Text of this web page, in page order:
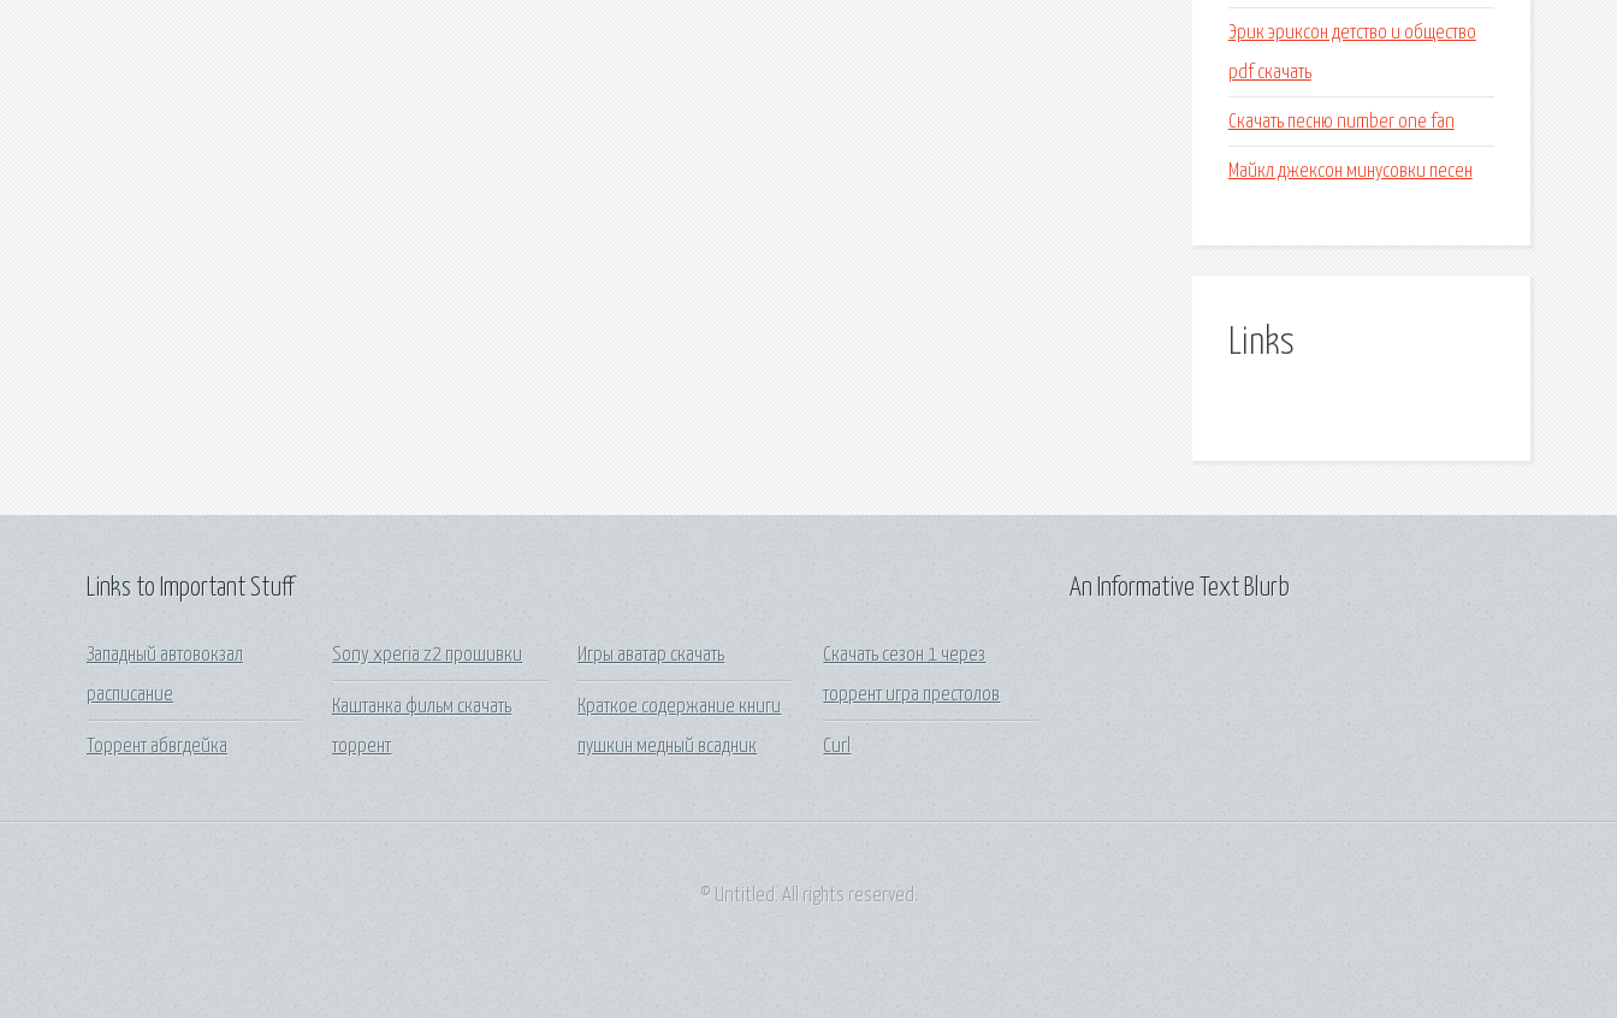
Эрик эриксон детство и общество
pdf скачать
Скачать песню number one fan
Майкл джексон минусовки песен
Links
Links to Important Stuff
Западный автовокзал
расписание
Торрент абвгдейка
Sony xperia z2 прошивки
Каштанка фильм скачать
торрент
Игры аватар скачать
Краткое содержание книги
пушкин медный всадник
Скачать сезон 1 через
торрент игра престолов
Curl
An Informative Text Blurb
© Untitled. All rights reserved.